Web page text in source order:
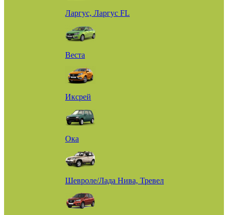
Ларгус, Ларгус FL
Веста
Иксрей
Ока
Шевроле/Лада Нива, Тревел